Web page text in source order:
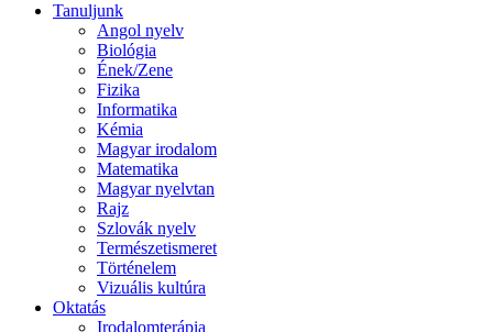
Tanuljunk
Angol nyelv
Biológia
Ének/Zene
Fizika
Informatika
Kémia
Magyar irodalom
Matematika
Magyar nyelvtan
Rajz
Szlovák nyelv
Természetismeret
Történelem
Vizuális kultúra
Oktatás
Irodalomterápia